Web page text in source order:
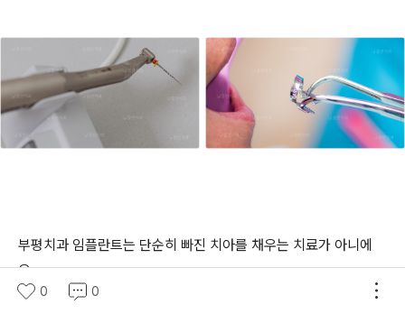
부평치과 임플란트는 단순히 빠진 치아를 채우는 치료가 아니에
요.
씹는 기능, 발음, 심미성, 주변 치아 건강까지 여러 부분에 영향
0 0